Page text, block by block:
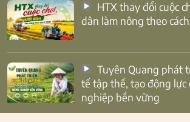
dân làm nông theo
tế tập thể, tạo động lực
nghiệp bền vững